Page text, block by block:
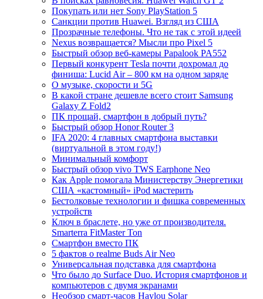
Покупать или нет Sony PlayStation 5
Санкции против Huawei. Взгляд из США
Прозрачные телефоны. Что не так с этой идеей
Nexus возвращается? Мысли про Pixel 5
Быстрый обзор веб-камеры Papalook PA552
Первый конкурент Tesla почти дохромал до
финиша: Lucid Air – 800 км на одном заряде
О музыке, скорости и 5G
В какой стране дешевле всего стоит Samsung
Galaxy Z Fold2
ПК прощай, смартфон в добрый путь?
Быстрый обзор Honor Router 3
IFA 2020: 4 главных смартфона выставки
(виртуальной в этом году!)
Минимальный комфорт
Быстрый обзор vivo TWS Earphone Neo
Как Apple помогала Министерству Энергетики
США «кастомный» iPod мастерить
Бестолковые технологии и фишка современных
устройств
Ключ в браслете, но уже от производителя.
Smarterra FitMaster Ton
Смартфон вместо ПК
5 фактов о realme Buds Air Neo
Универсальная подставка для смартфона
Что было до Surface Duo. История смартфонов и
компьютеров с двумя экранами
Необзор смарт-часов Haylou Solar